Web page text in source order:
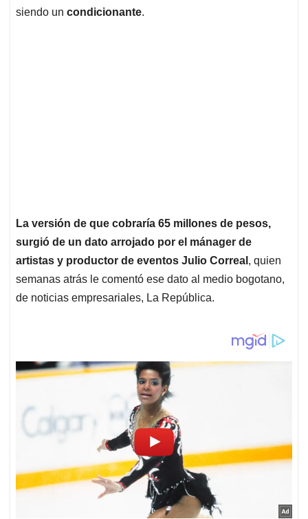
siendo un condicionante.
La versión de que cobraría 65 millones de pesos,
surgió de un dato arrojado por el mánager de
artistas y productor de eventos Julio Correal , quien
semanas atrás le comentó ese dato al medio bogotano,
de noticias empresariales, La República.